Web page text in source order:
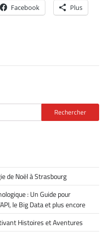
Facebook Plus
Rechercher
de Noël à Strasbourg
: Un Guide pour
le Big Data et plus encore
Histoires et Aventures